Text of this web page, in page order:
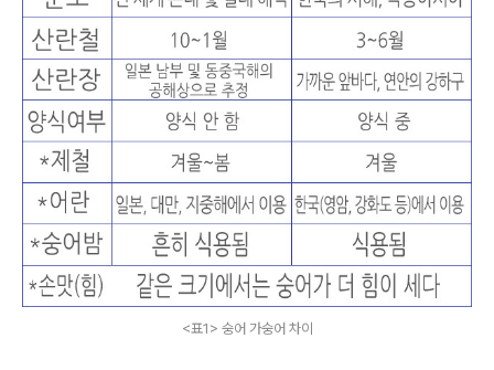
<표1> 숭어 가숭어 차이